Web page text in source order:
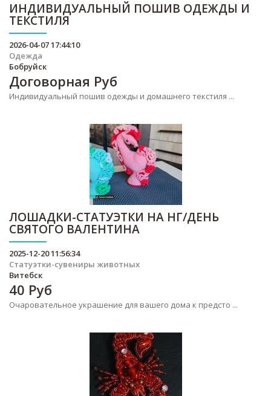
ИНДИВИДУАЛЬНЫЙ ПОШИВ ОДЕЖДЫ И
ТЕКСТИЛЯ
2026-04-07 17:44:10
Одежда
Бобруйск
Договорная Руб
Индивидуальный пошив одежды и домашнего текстиля ...
ЛОШАДКИ-СТАТУЭТКИ НА НГ/ДЕНЬ
СВЯТОГО ВАЛЕНТИНА
2025-12-20 11:56:34
Статуэтки-сувениры животных
Витебск
40 Руб
Очаровательное украшение для вашего дома к предсто ...